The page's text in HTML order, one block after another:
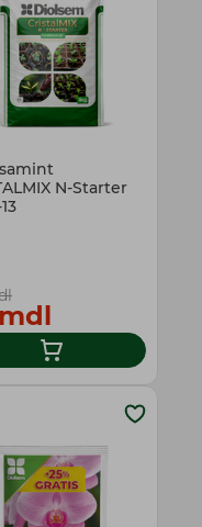
N-Starter